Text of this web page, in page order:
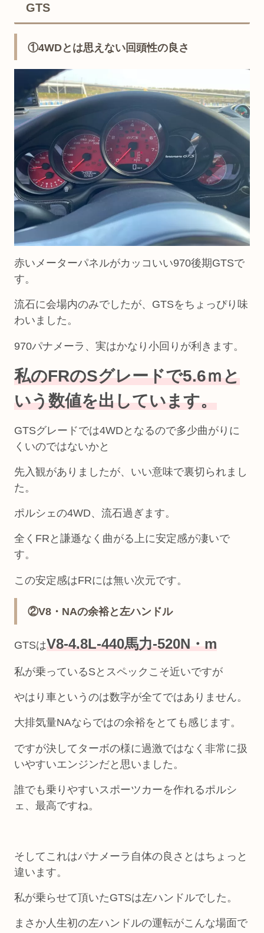
GTS
①4WDとは思えない回頭性の良さ
赤いメーターパネルがカッコいい970後期GTSで
す。
流石に会場内のみでしたが、GTSをちょっぴり味
わいました。
970パナメーラ、実はかなり小回りが利きます。
私のFRのSグレードで5.6ｍと
いう数値を出しています。
GTSグレードでは4WDとなるので多少曲がりに
くいのではないかと
先入観がありましたが、いい意味で裏切られまし
た。
ポルシェの4WD、流石過ぎます。
全くFRと謙遜なく曲がる上に安定感が凄いで
す。
この安定感はFRには無い次元です。
②V8・NAの余裕と左ハンドル
GTSはV8-4.8L-440馬力-520N・m
私が乗っているSとスペックこそ近いですが
やはり車というのは数字が全てではありません。
大排気量NAならではの余裕をとても感じます。
ですが決してターボの様に過激ではなく非常に扱
いやすいエンジンだと思いました。
誰でも乗りやすいスポーツカーを作れるポルシ
ェ、最高ですね。
そしてこれはパナメーラ自体の良さとはちょっと
違います。
私が乗らせて頂いたGTSは左ハンドルでした。
まさか人生初の左ハンドルの運転がこんな場面で